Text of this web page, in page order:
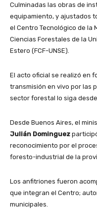
Culminadas las obras de
equipamiento, y ajustados
el Centro Tecnológico de la
Ciencias Forestales de la
Estero (FCF-UNSE).
El acto oficial se realizó en
transmisión en vivo por las
sector forestal lo siga
Desde Buenos Aires, el
Julián Dominguez
reconocimiento por el
foresto-industrial de la
Los anfitriones fueron
que integran el Centro;
municipales.